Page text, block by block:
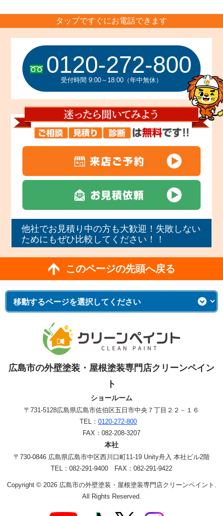
タップですぐにお電話できます
0120-272-800
受付時間 9:00～18:00（年中無休）
他社でお見積り中の方も大歓迎！失敗しない
ためにもぜひ比較してください！！
このページの先頭へ戻る
広島市の外壁塗装・屋根塗装専門店クリーンペイン
ト
ショールーム
〒731-5128広島県広島市佐伯区五日市中央７丁目２２－１６
TEL： 0120-272-800
FAX：082-208-3207
本社
〒730-0846 広島県広島市中区西川口町11-19 Unity舟入 本社ビル2階
TEL：082-291-9400 FAX：082-291-9422
Copyright © 2026 広島市の外壁塗装・屋根塗装専門店クリーンペイント.
All Rights Reserved.